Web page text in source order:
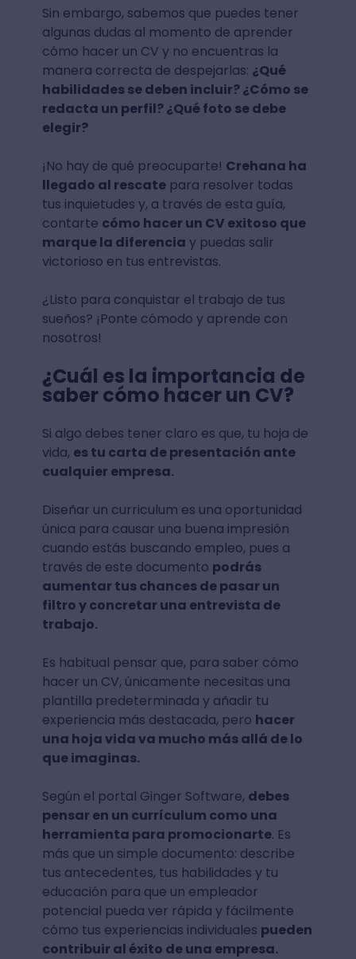
Sin embargo, sabemos que puedes tener
algunas dudas al momento de aprender
cómo hacer un CV y no encuentras la
manera correcta de despejarlas: ¿Qué
habilidades se deben incluir? ¿Cómo se
redacta un perfil? ¿Qué foto se debe
elegir?
¡No hay de qué preocuparte! Crehana ha
llegado al rescatepara resolver todas
tus inquietudes y, a través de esta guía,
contarte cómo hacer un CV exitoso que
marque la diferencia y puedas salir
victorioso en tus entrevistas.
¿Listo para conquistar el trabajo de tus
sueños? ¡Ponte cómodo y aprende con
nosotros!
¿Cuál es la importancia de
saber cómo hacer un CV?
Si algo debes tener claro es que, tu hoja de
vida, es tu carta de presentación ante
cualquier empresa.
Diseñar un curriculum es una oportunidad
única para causar una buena impresión
cuando estás buscando empleo, pues a
través de este documento podrás
aumentar tus chances de pasar un
filtro y concretar una entrevista de
trabajo.
Es habitual pensar que, para saber cómo
hacer un CV, únicamente necesitas una
plantilla predeterminada y añadir tu
experiencia más destacada, pero hacer
una hoja vida va mucho más allá de lo
que imaginas.
Según el portal Ginger Software, debes
pensar en un currículum como una
herramienta para promocionarte. Es
más que un simple documento: describe
tus antecedentes, tus habilidades y tu
educación para que un empleador
potencial pueda ver rápida y fácilmente
cómo tus experiencias individuales pueden
contribuir al éxito de una empresa.